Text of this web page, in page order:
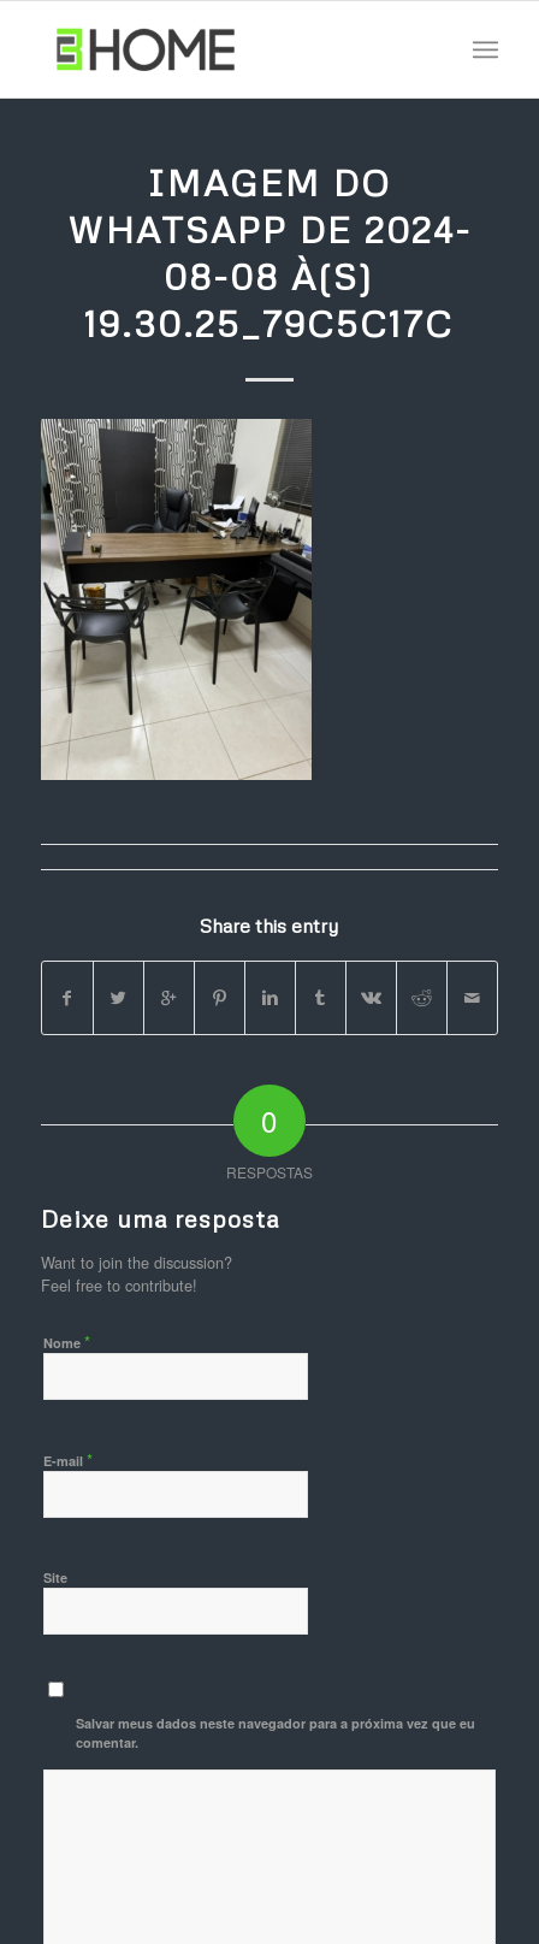
IMAGEM DO
WHATSAPP DE 2024-
08-08 À(S)
19.30.25_79C5C17C
Share this entry
0
RESPOSTAS
Deixe uma resposta
Want to join the discussion?
Feel free to contribute!
Nome *
E-mail *
Site
Salvar meus dados neste navegador para a próxima vez que eu
comentar.